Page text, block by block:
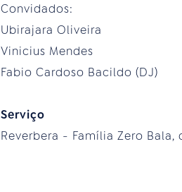
Convidados:
Ubirajara Oliveira
Vinicius Mendes
Fabio Cardoso Bacildo (DJ)
Serviço
Reverbera - Família Zero Bala,